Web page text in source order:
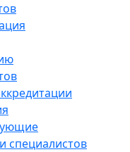
специалистов